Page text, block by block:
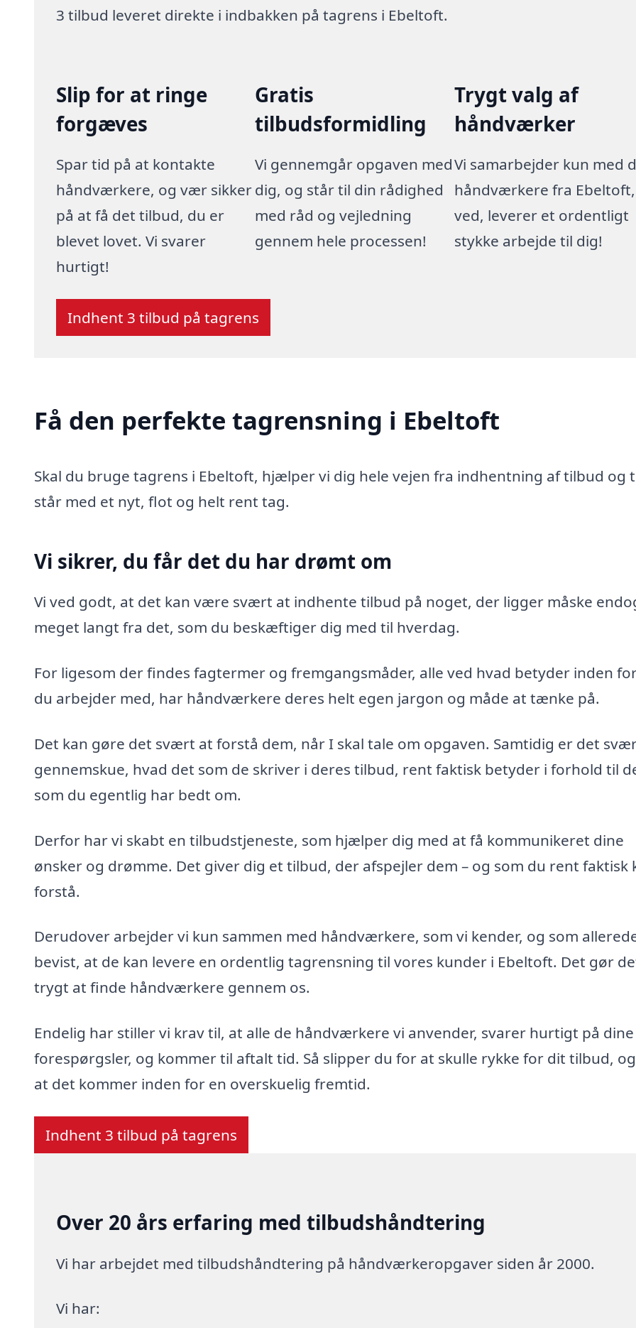
3 tilbud leveret direkte i indbakken på tagrens i Ebeltoft.
Slip for at ringe
forgæves
Spar tid på at kontakte
håndværkere, og vær sikker
på at få det tilbud, du er
blevet lovet. Vi svarer
hurtigt!
Gratis
tilbudsformidling
Vi gennemgår opgaven med
dig, og står til din rådighed
med råd og vejledning
gennem hele processen!
Trygt valg af
håndværker
Vi samarbejder kun med
håndværkere fra
ved, leverer et ordentligt
stykke arbejde til dig!
Indhent 3 tilbud på tagrens
Få den perfekte tagrensning i Ebeltoft
Skal du bruge tagrens i Ebeltoft, hjælper vi dig hele vejen fra indhentning af tilbud og
står med et nyt, flot og helt rent tag.
Vi sikrer, du får det du har drømt om
Vi ved godt, at det kan være svært at indhente tilbud på noget, der ligger måske
meget langt fra det, som du beskæftiger dig med til hverdag.
For ligesom der findes fagtermer og fremgangsmåder, alle ved hvad betyder inden
du arbejder med, har håndværkere deres helt egen jargon og måde at tænke på.
Det kan gøre det svært at forstå dem, når I skal tale om opgaven. Samtidig er det
gennemskue, hvad det som de skriver i deres tilbud, rent faktisk betyder i forhold til
som du egentlig har bedt om.
Derfor har vi skabt en tilbudstjeneste, som hjælper dig med at få kommunikeret dine
ønsker og drømme. Det giver dig et tilbud, der afspejler dem – og som du rent faktisk
forstå.
Derudover arbejder vi kun sammen med håndværkere, som vi kender, og som
bevist, at de kan levere en ordentlig tagrensning til vores kunder i Ebeltoft. Det gør
trygt at finde håndværkere gennem os.
Endelig har stiller vi krav til, at alle de håndværkere vi anvender, svarer hurtigt på dine
forespørgsler, og kommer til aftalt tid. Så slipper du for at skulle rykke for dit tilbud,
at det kommer inden for en overskuelig fremtid.
Indhent 3 tilbud på tagrens
Over 20 års erfaring med tilbudshåndtering
Vi har arbejdet med tilbudshåndtering på håndværkeropgaver siden år 2000.
Vi har: